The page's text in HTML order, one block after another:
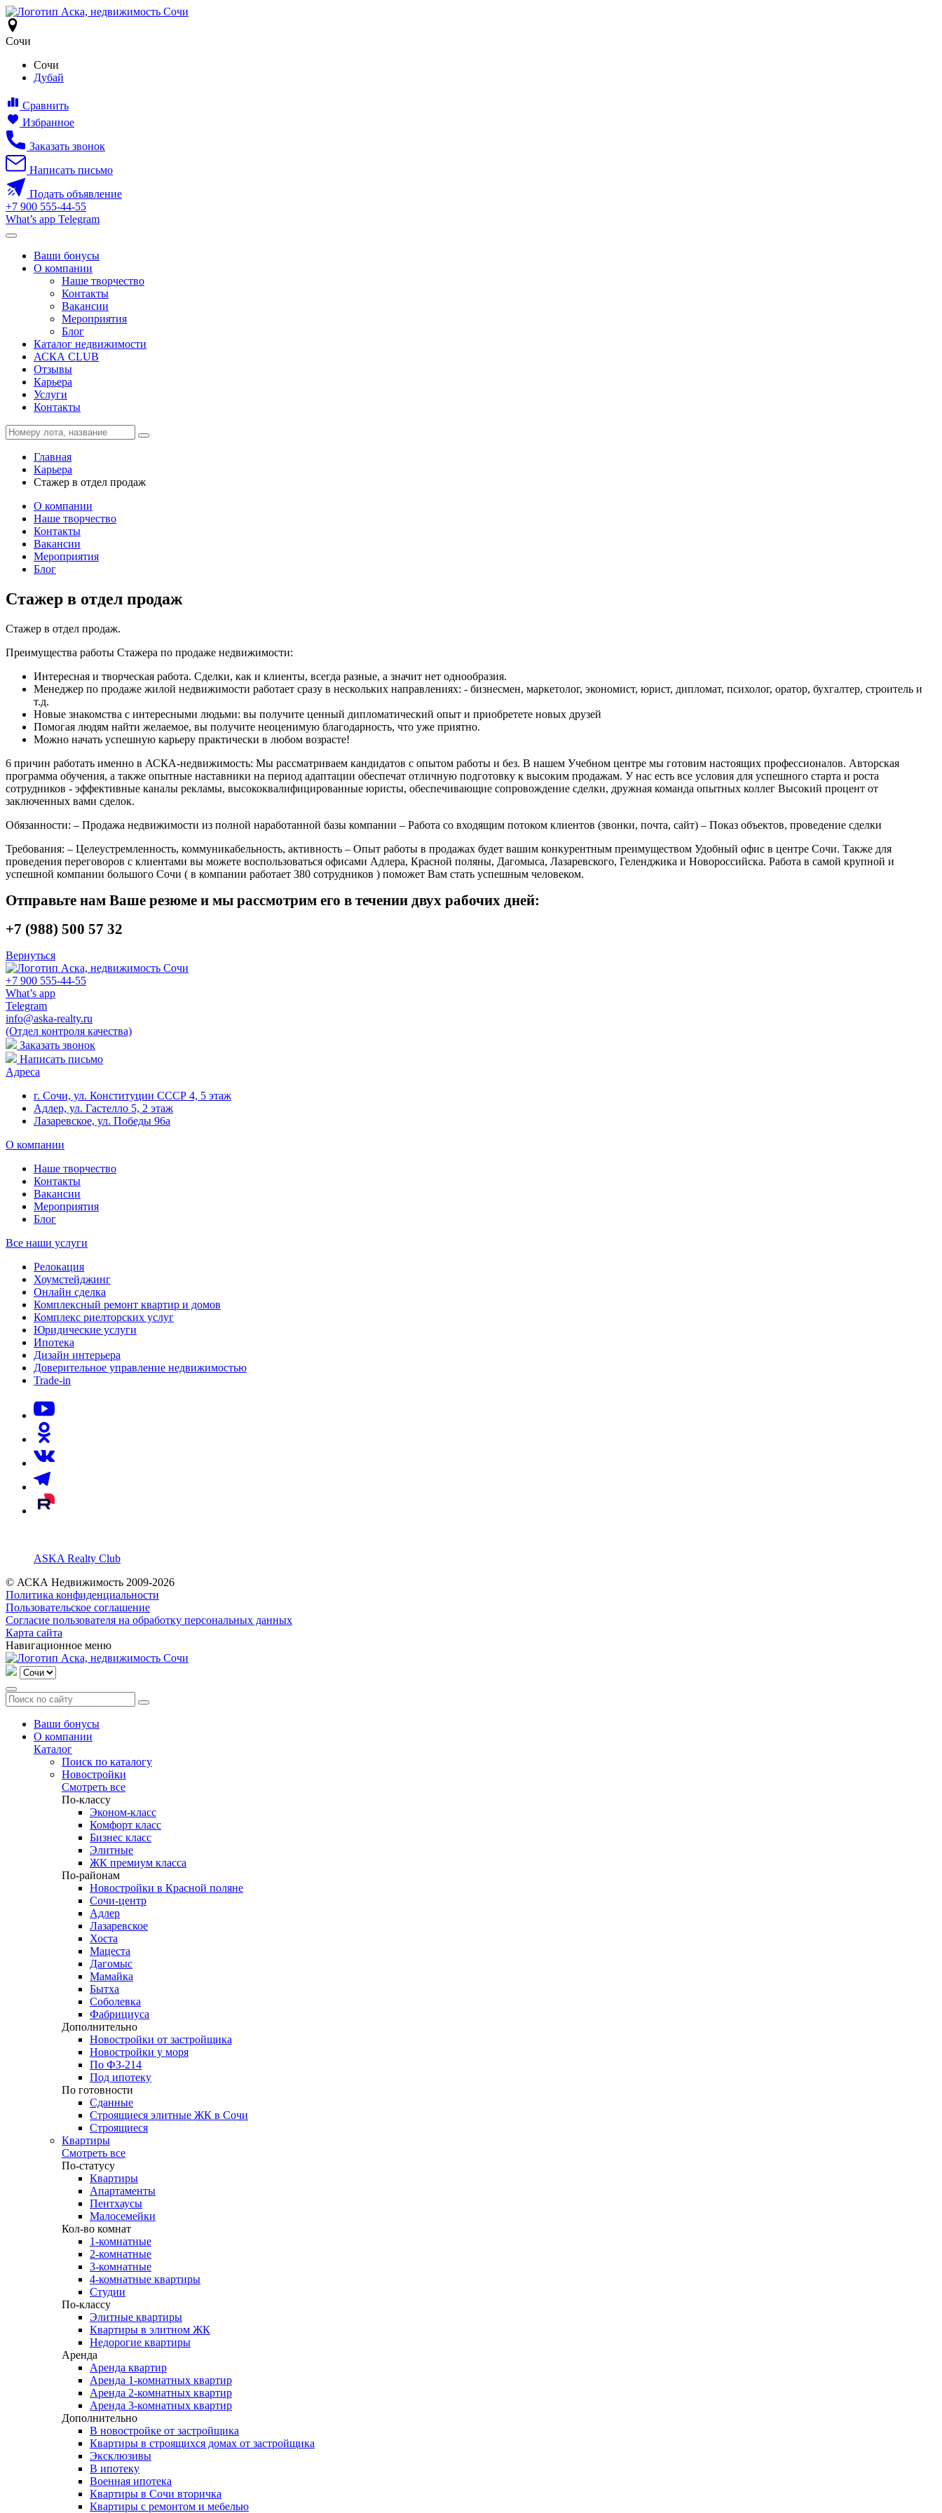
Сочи
Сочи
Дубай
Сравнить
Избранное
Заказать звонок
Написать письмо
Подать объявление
+7 900 555-44-55
What’s app Telegram
Ваши бонусы
О компании
Наше творчество
Контакты
Вакансии
Мероприятия
Блог
Каталог недвижимости
АСКА CLUB
Отзывы
Карьера
Услуги
Контакты
Главная
Карьера
Стажер в отдел продаж
О компании
Наше творчество
Контакты
Вакансии
Мероприятия
Блог
Стажер в отдел продаж
Стажер в отдел продаж.
Преимущества работы Стажера по продаже недвижимости:
Интересная и творческая работа. Сделки, как и клиенты, всегда разные, а значит нет однообразия.
Менеджер по продаже жилой недвижимости работает сразу в нескольких направлениях: - бизнесмен, маркетолог, экономист, юрист, дипломат, психолог, оратор, бухгалтер, строитель и
т.д.
Новые знакомства с интересными людьми: вы получите ценный дипломатический опыт и приобретете новых друзей
Помогая людям найти желаемое, вы получите неоценимую благодарность, что уже приятно.
Можно начать успешную карьеру практически в любом возрасте!
6 причин работать именно в АСКА-недвижимость: Мы рассматриваем кандидатов с опытом работы и без. В нашем Учебном центре мы готовим настоящих профессионалов. Авторская
программа обучения, а также опытные наставники на период адаптации обеспечат отличную подготовку к высоким продажам. У нас есть все условия для успешного старта и роста
сотрудников - эффективные каналы рекламы, высококвалифицированные юристы, обеспечивающие сопровождение сделки, дружная команда опытных коллег Высокий процент от
заключенных вами сделок.
Обязанности: – Продажа недвижимости из полной наработанной базы компании – Работа со входящим потоком клиентов (звонки, почта, сайт) – Показ объектов, проведение сделки
Требования: – Целеустремленность, коммуникабельность, активность – Опыт работы в продажах будет вашим конкурентным преимуществом Удобный офис в центре Сочи. Также для
проведения переговоров с клиентами вы можете воспользоваться офисами Адлера, Красной поляны, Дагомыса, Лазаревского, Геленджика и Новороссийска. Работа в самой крупной и
успешной компании большого Сочи ( в компании работает 380 сотрудников ) поможет Вам стать успешным человеком.
Отправьте нам Ваше резюме и мы рассмотрим его в течении двух рабочих дней:
+7 (988) 500 57 32
Вернуться
+7 900 555-44-55
What’s app
Telegram
info@aska-realty.ru
(Отдел контроля качества)
Заказать звонок
Написать письмо
Адреса
г. Сочи, ул. Конституции СССР 4, 5 этаж
Адлер, ул. Гастелло 5, 2 этаж
Лазаревское, ул. Победы 96а
О компании
Наше творчество
Контакты
Вакансии
Мероприятия
Блог
Все наши услуги
Релокация
Хоумстейджинг
Онлайн сделка
Комплексный ремонт квартир и домов
Комплекс риелторских услуг
Юридические услуги
Ипотека
Дизайн интерьера
Доверительное управление недвижимостью
Trade-in
ASKA Realty Club
© АСКА Недвижимость 2009-2026
Политика конфиденциальности
Пользовательское соглашение
Согласие пользователя на обработку персональных данных
Карта сайта
Навигационное меню
Ваши бонусы
О компании
Каталог
Поиск по каталогу
Новостройки
Смотреть все
По-классу
Эконом-класс
Комфорт класс
Бизнес класс
Элитные
ЖК премиум класса
По-районам
Новостройки в Красной поляне
Сочи-центр
Адлер
Лазаревское
Хоста
Мацеста
Дагомыс
Мамайка
Бытха
Соболевка
Фабрициуса
Дополнительно
Новостройки от застройщика
Новостройки у моря
По ФЗ-214
Под ипотеку
По готовности
Сданные
Строящиеся элитные ЖК в Сочи
Строящиеся
Квартиры
Смотреть все
По-статусу
Квартиры
Апартаменты
Пентхаусы
Малосемейки
Кол-во комнат
1-комнатные
2-комнатные
3-комнатные
4-комнатные квартиры
Студии
По-классу
Элитные квартиры
Квартиры в элитном ЖК
Недорогие квартиры
Аренда
Аренда квартир
Аренда 1-комнатных квартир
Аренда 2-комнатных квартир
Аренда 3-комнатных квартир
Дополнительно
В новостройке от застройщика
Квартиры в строящихся домах от застройщика
Эксклюзивы
В ипотеку
Военная ипотека
Квартиры в Сочи вторичка
Квартиры с ремонтом и мебелью